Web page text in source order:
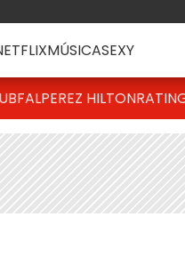
MÚSICASEXY
PEREZ HILTON